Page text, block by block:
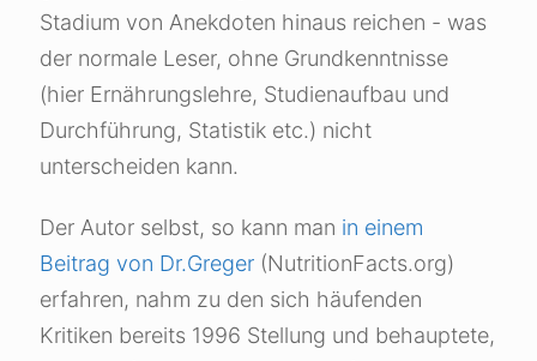
Stadium von Anekdoten hinaus reichen - was
der normale Leser, ohne Grundkenntnisse
(hier Ernährungslehre, Studienaufbau und
Durchführung, Statistik etc.) nicht
unterscheiden kann.
Der Autor selbst, so kann man in einem
Beitrag von Dr.Greger (NutritionFacts.org)
erfahren, nahm zu den sich häufenden
Kritiken bereits 1996 Stellung und behauptete,